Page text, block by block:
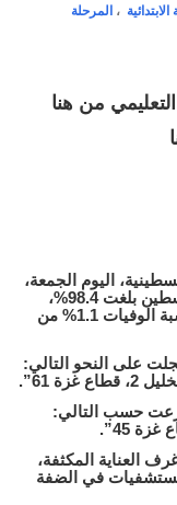
، المرحلة
من هنا
اليوم الجمعة،
أن نسبة التعافي من فيروس (كورونا) في فلسطين بلغت 98.4%،
فيما بلغت نسبة الإصابات النشطة 0.5%، ونسبة الوفيات 1.1% من
على النحو التالي:
حسب التالي:
وجود 9 مرضى في غرف العناية المكثفة،
في الضفة